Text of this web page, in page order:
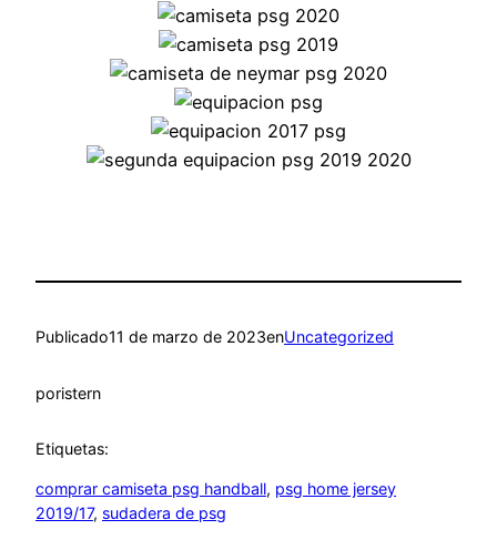
Publicado11 de marzo de 2023enUncategorized
poristern
Etiquetas:
comprar camiseta psg handball, psg home jersey
2019/17, sudadera de psg